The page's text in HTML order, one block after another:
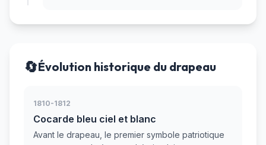
🔄Évolution historique du drapeau
1810-1812
Cocarde bleu ciel et blanc
Avant le drapeau, le premier symbole patriotique